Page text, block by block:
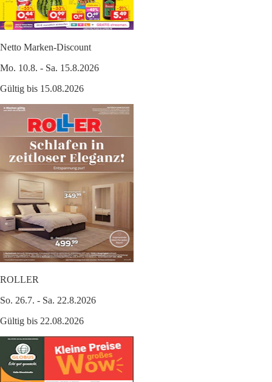
Netto Marken-Discount
Mo. 10.8. - Sa. 15.8.2026
Gültig bis 15.08.2026
ROLLER
So. 26.7. - Sa. 22.8.2026
Gültig bis 22.08.2026